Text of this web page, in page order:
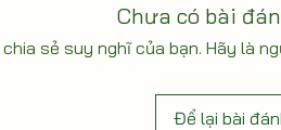
Chưa có bài
chia sẻ suy nghĩ của bạn. Hãy là
Để lại bài